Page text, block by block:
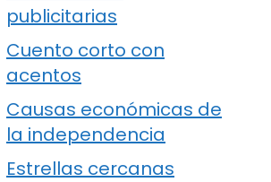
publicitarias
Cuento corto con
acentos
Causas económicas de
la independencia
Estrellas cercanas